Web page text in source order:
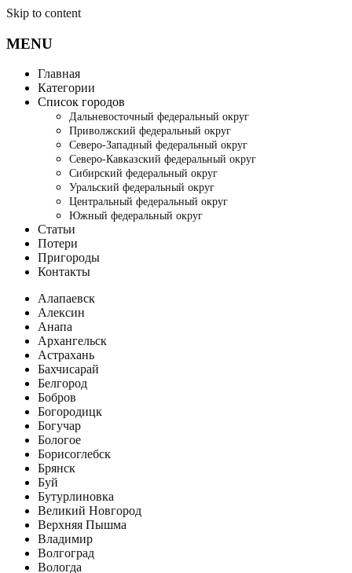
Skip to content
MENU
Главная
Категории
Список городов
Дальневосточный федеральный округ
Приволжский федеральный округ
Северо-Западный федеральный округ
Северо-Кавказский федеральный округ
Сибирский федеральный округ
Уральский федеральный округ
Центральный федеральный округ
Южный федеральный округ
Статьи
Потери
Пригороды
Контакты
Алапаевск
Алексин
Анапа
Архангельск
Астрахань
Бахчисарай
Белгород
Бобров
Богородицк
Богучар
Бологое
Борисоглебск
Брянск
Буй
Бутурлиновка
Великий Новгород
Верхняя Пышма
Владимир
Волгоград
Вологда